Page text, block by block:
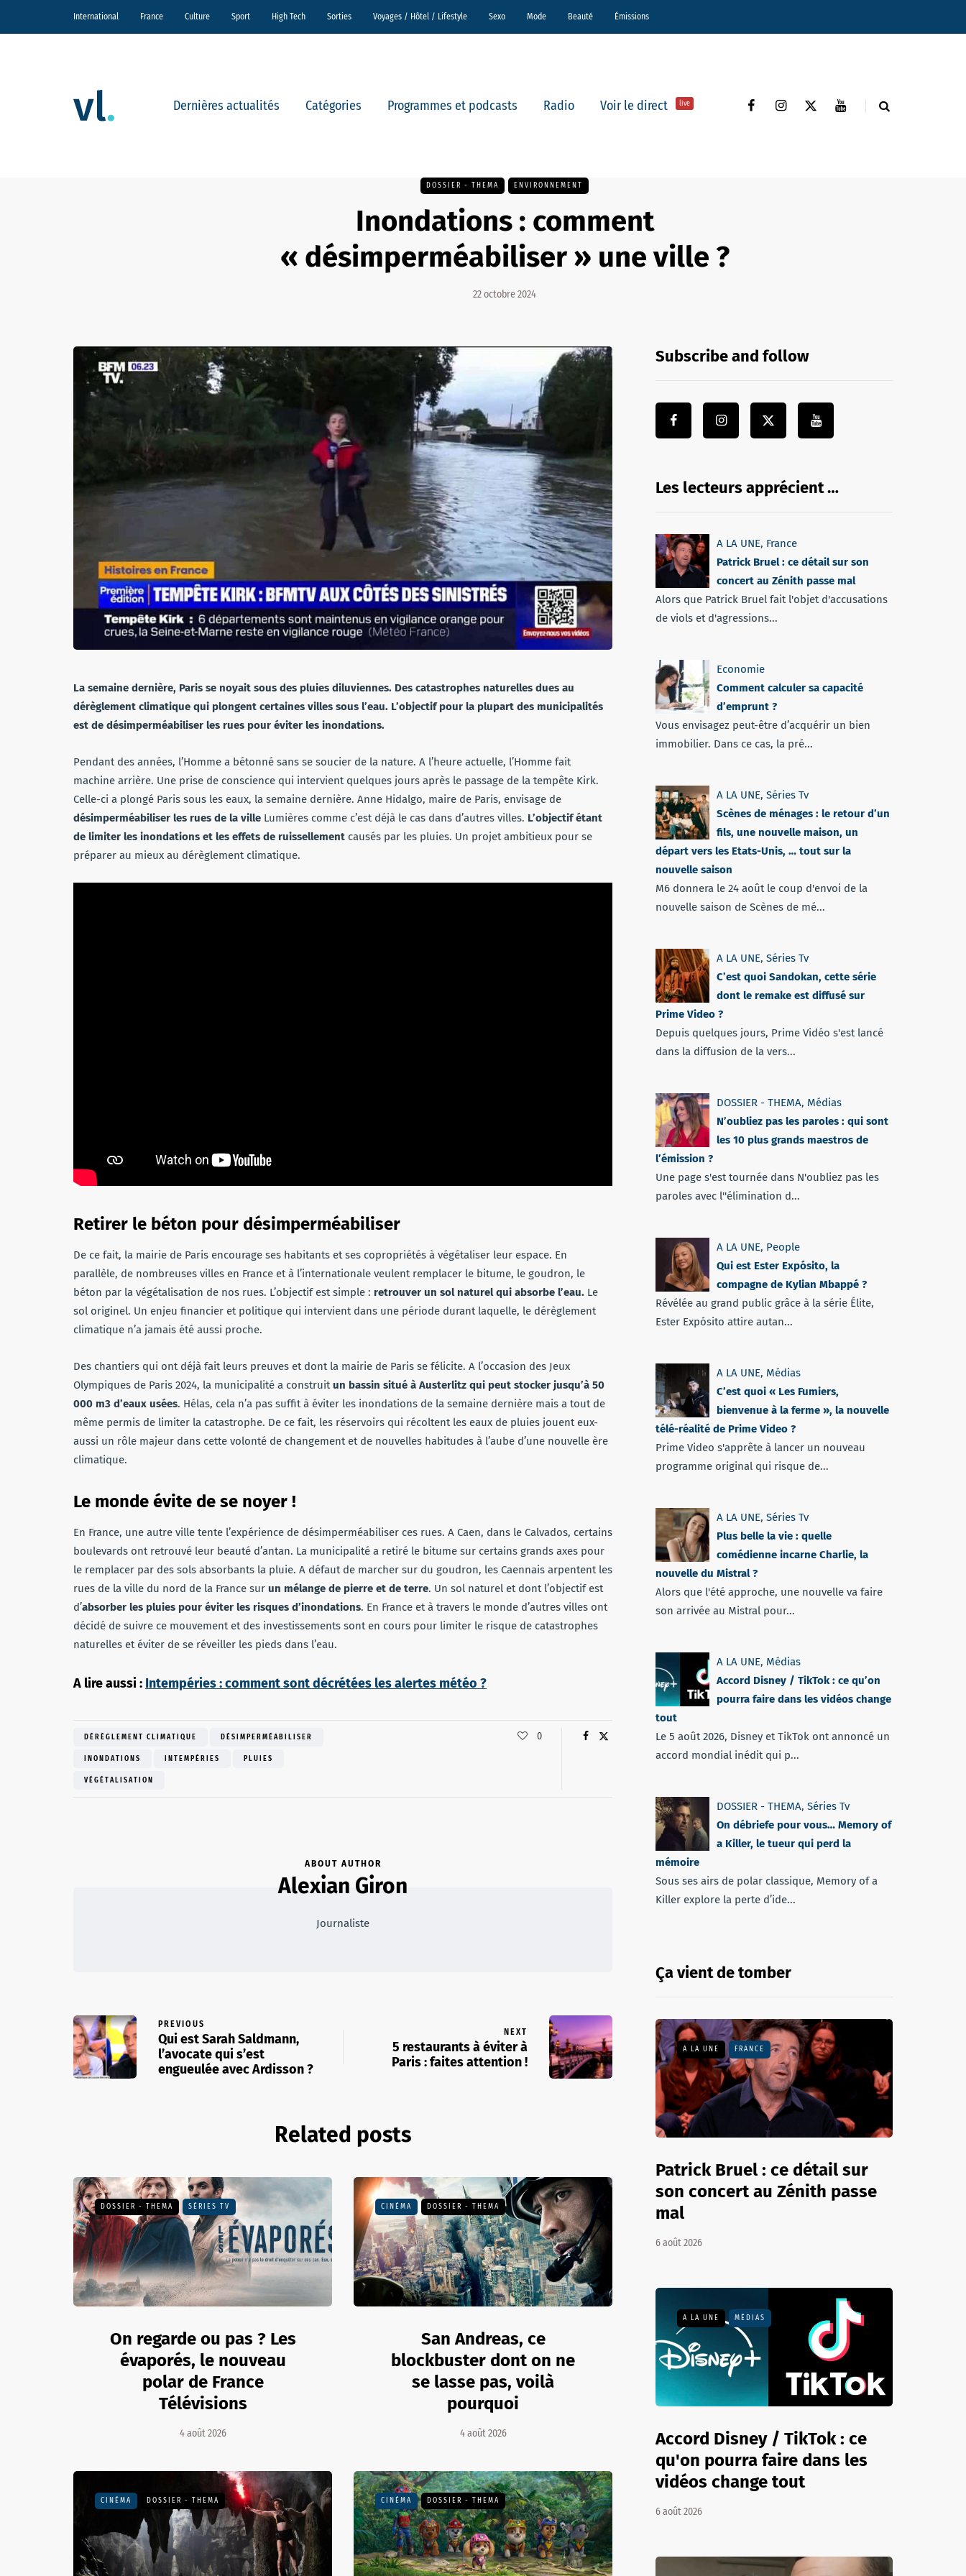
International France Culture Sport High Tech Sorties Voyages / Hôtel / Lifestyle Sexo Mode Beauté Émissions
Dernières actualités Catégories Programmes et podcasts Radio Voir le direct live
DOSSIER - THEMA ENVIRONNEMENT
Inondations : comment
« désimperméabiliser » une ville ?
22 octobre 2024
La semaine dernière, Paris se noyait sous des pluies diluviennes. Des catastrophes naturelles dues au
dérèglement climatique qui plongent certaines villes sous l’eau. L’objectif pour la plupart des municipalités
est de désimperméabiliser les rues pour éviter les inondations.
Pendant des années, l’Homme a bétonné sans se soucier de la nature. A l’heure actuelle, l’Homme fait
machine arrière. Une prise de conscience qui intervient quelques jours après le passage de la tempête Kirk.
Celle-ci a plongé Paris sous les eaux, la semaine dernière. Anne Hidalgo, maire de Paris, envisage de
désimperméabiliser les rues de la ville Lumières comme c’est déjà le cas dans d’autres villes. L’objectif étant
de limiter les inondations et les effets de ruissellement causés par les pluies. Un projet ambitieux pour se
préparer au mieux au dérèglement climatique.
Retirer le béton pour désimperméabiliser
De ce fait, la mairie de Paris encourage ses habitants et ses copropriétés à végétaliser leur espace. En
parallèle, de nombreuses villes en France et à l’internationale veulent remplacer le bitume, le goudron, le
béton par la végétalisation de nos rues. L’objectif est simple : retrouver un sol naturel qui absorbe l’eau. Le
sol originel. Un enjeu financier et politique qui intervient dans une période durant laquelle, le dérèglement
climatique n’a jamais été aussi proche.
Des chantiers qui ont déjà fait leurs preuves et dont la mairie de Paris se félicite. A l’occasion des Jeux
Olympiques de Paris 2024, la municipalité a construitun bassin situé à Austerlitz qui peut stocker jusqu’à 50
000 m3 d’eaux usées. Hélas, cela n’a pas suffit à éviter les inondations de la semaine dernière mais a tout de
même permis de limiter la catastrophe. De ce fait, les réservoirs qui récoltent les eaux de pluies jouent eux-
aussi un rôle majeur dans cette volonté de changement et de nouvelles habitudes à l’aube d’une nouvelle ère
climatique.
Le monde évite de se noyer !
En France, une autre ville tente l’expérience de désimperméabiliser ces rues. A Caen, dans le Calvados, certains
boulevards ont retrouvé leur beauté d’antan. La municipalité a retiré le bitume sur certains grands axes pour
le remplacer par des sols absorbants la pluie. A défaut de marcher sur du goudron, les Caennais arpentent les
rues de la ville du nord de la France sur un mélange de pierre et de terre. Un sol naturel et dont l’objectif est
d’absorber les pluies pour éviter les risques d’inondations. En France et à travers le monde d’autres villes ont
décidé de suivre ce mouvement et des investissements sont en cours pour limiter le risque de catastrophes
naturelles et éviter de se réveiller les pieds dans l’eau.
A lire aussi : Intempéries : comment sont décrétées les alertes météo ?
DÉRÈGLEMENT CLIMATIQUE DÉSIMPERMÉABILISER
INONDATIONS INTEMPÉRIES PLUIES
VÉGÉTALISATION
0
ABOUT AUTHOR
Alexian Giron
Journaliste
PREVIOUS
Qui est Sarah Saldmann,
l’avocate qui s’est
engueulée avec Ardisson ?
NEXT
5 restaurants à éviter à
Paris : faites attention !
Related posts
DOSSIER - THEMA SÉRIES TV
On regarde ou pas ? Les
évaporés, le nouveau
polar de France
Télévisions
4 août 2026
CINÉMA DOSSIER - THEMA
San Andreas, ce
blockbuster dont on ne
se lasse pas, voilà
pourquoi
4 août 2026
CINÉMA DOSSIER - THEMA CINÉMA DOSSIER - THEMA
Subscribe and follow
Les lecteurs apprécient …
A LA UNE, France
Patrick Bruel : ce détail sur son
concert au Zénith passe mal
Alors que Patrick Bruel fait l'objet d'accusations
de viols et d'agressions...
Economie
Comment calculer sa capacité
d’emprunt ?
Vous envisagez peut-être d’acquérir un bien
immobilier. Dans ce cas, la pré...
A LA UNE, Séries Tv
Scènes de ménages : le retour d’un
fils, une nouvelle maison, un
départ vers les Etats-Unis, … tout sur la
nouvelle saison
M6 donnera le 24 août le coup d'envoi de la
nouvelle saison de Scènes de mé...
A LA UNE, Séries Tv
C’est quoi Sandokan, cette série
dont le remake est diffusé sur
Prime Video ?
Depuis quelques jours, Prime Vidéo s'est lancé
dans la diffusion de la vers...
DOSSIER - THEMA, Médias
N’oubliez pas les paroles : qui sont
les 10 plus grands maestros de
l’émission ?
Une page s'est tournée dans N'oubliez pas les
paroles avec l''élimination d...
A LA UNE, People
Qui est Ester Expósito, la
compagne de Kylian Mbappé ?
Révélée au grand public grâce à la série Élite,
Ester Expósito attire autan...
A LA UNE, Médias
C’est quoi « Les Fumiers,
bienvenue à la ferme », la nouvelle
télé-réalité de Prime Video ?
Prime Video s'apprête à lancer un nouveau
programme original qui risque de...
A LA UNE, Séries Tv
Plus belle la vie : quelle
comédienne incarne Charlie, la
nouvelle du Mistral ?
Alors que l'été approche, une nouvelle va faire
son arrivée au Mistral pour...
A LA UNE, Médias
Accord Disney / TikTok : ce qu’on
pourra faire dans les vidéos change
tout
Le 5 août 2026, Disney et TikTok ont annoncé un
accord mondial inédit qui p...
DOSSIER - THEMA, Séries Tv
On débriefe pour vous… Memory of
a Killer, le tueur qui perd la
mémoire
Sous ses airs de polar classique, Memory of a
Killer explore la perte d’ide...
Ça vient de tomber
A LA UNE FRANCE
Patrick Bruel : ce détail sur
son concert au Zénith passe
mal
6 août 2026
A LA UNE MÉDIAS
Accord Disney / TikTok : ce
qu'on pourra faire dans les
vidéos change tout
6 août 2026